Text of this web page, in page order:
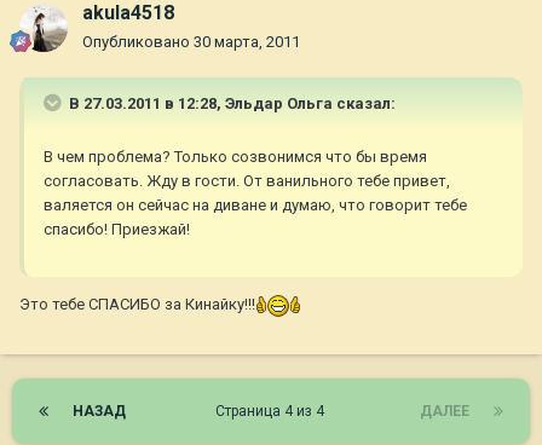
akula4518
Опубликовано 30 марта, 2011
В 27.03.2011 в 12:28, Эльдар Ольга сказал:
В чем проблема? Только созвонимся что бы время
согласовать. Жду в гости. От ванильного тебе привет,
валяется он сейчас на диване и думаю, что говорит тебе
спасибо! Приезжай!
Это тебе СПАСИБО за Кинайку!!!
НАЗАД ДАЛЕЕ
Страница 4 из 4